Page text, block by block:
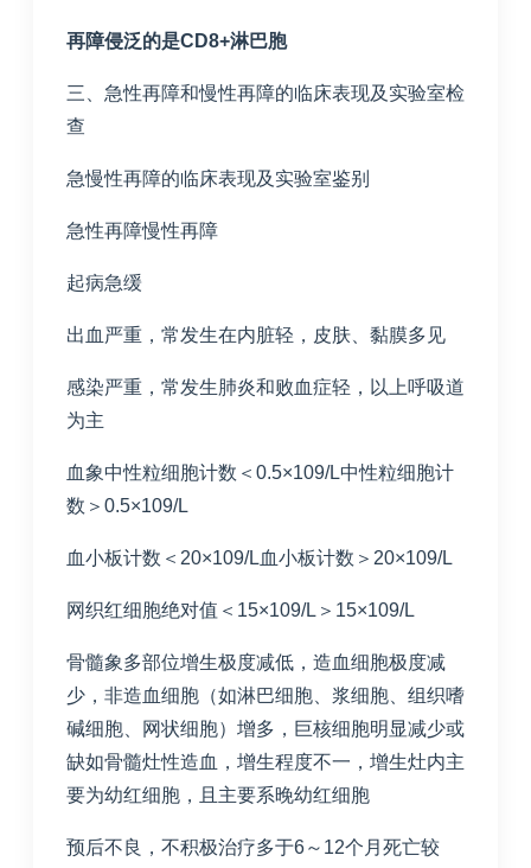
再障侵泛的是CD8+淋巴胞
三、急性再障和慢性再障的临床表现及实验室检
查
急慢性再障的临床表现及实验室鉴别
急性再障慢性再障
起病急缓
出血严重，常发生在内脏轻，皮肤、黏膜多见
感染严重，常发生肺炎和败血症轻，以上呼吸道
为主
血象中性粒细胞计数＜0.5×109/L中性粒细胞计
数＞0.5×109/L
血小板计数＜20×109/L血小板计数＞20×109/L
网织红细胞绝对值＜15×109/L＞15×109/L
骨髓象多部位增生极度减低，造血细胞极度减
少，非造血细胞（如淋巴细胞、浆细胞、组织嗜
碱细胞、网状细胞）增多，巨核细胞明显减少或
缺如骨髓灶性造血，增生程度不一，增生灶内主
要为幼红细胞，且主要系晚幼红细胞
预后不良，不积极治疗多于6～12个月死亡较